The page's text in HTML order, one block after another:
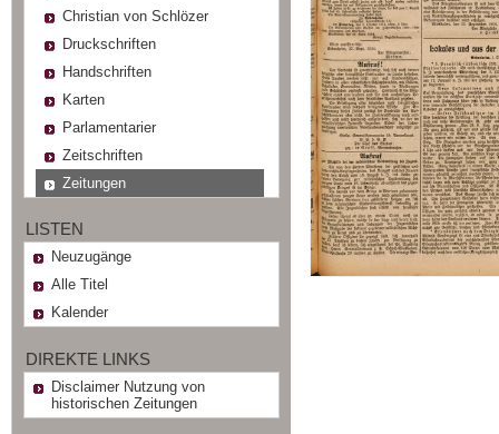
Christian von Schlözer
Druckschriften
Handschriften
Karten
Parlamentarier
Zeitschriften
Zeitungen
LISTEN
Neuzugänge
Alle Titel
Kalender
DIREKTE LINKS
Disclaimer Nutzung von
historischen Zeitungen